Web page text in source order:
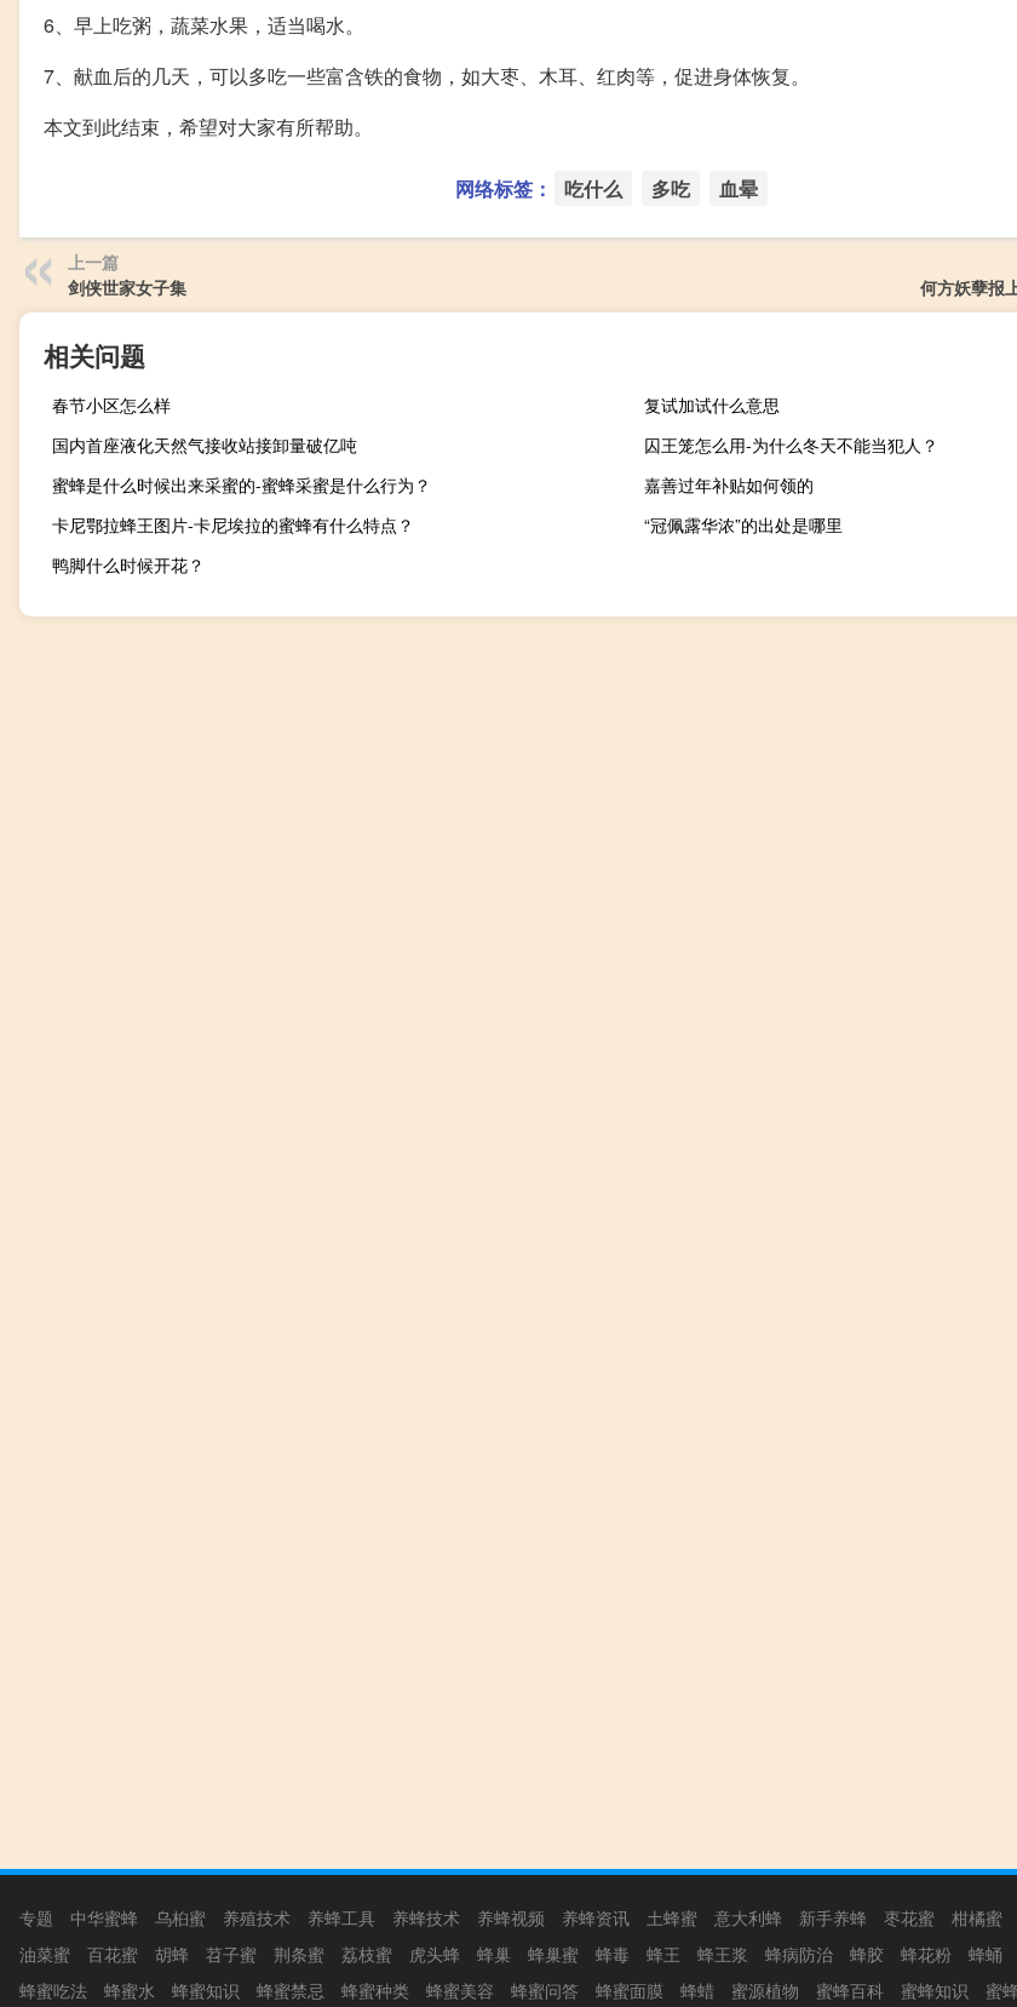
6、早上吃粥，蔬菜水果，适当喝水。
7、献血后的几天，可以多吃一些富含铁的食物，如大枣、木耳、红肉等，促进身体恢复。
本文到此结束，希望对大家有所帮助。
网络标签： 吃什么 多吃 血晕
上一篇
剑侠世家女子集
何方妖孽报
相关问题
春节小区怎么样
复试加试什么意思
国内首座液化天然气接收站接卸量破亿吨
囚王笼怎么用-为什么冬天不能当犯人？
蜜蜂是什么时候出来采蜜的-蜜蜂采蜜是什么行为？
嘉善过年补贴如何领的
卡尼鄂拉蜂王图片-卡尼埃拉的蜜蜂有什么特点？
“冠佩露华浓”的出处是哪里
鸭脚什么时候开花？
专题 中华蜜蜂 乌桕蜜 养殖技术 养蜂工具 养蜂技术 养蜂视频 养蜂资讯 土蜂蜜 意大利蜂 新手养蜂 枣花蜜 柑橘蜜
油菜蜜
百花蜜 胡蜂 苕子蜜 荆条蜜 荔枝蜜 虎头蜂 蜂巢 蜂巢蜜 蜂毒 蜂王 蜂王浆 蜂病防治 蜂胶 蜂花粉 蜂蛹
蜂蜜吃法
蜂蜜水 蜂蜜知识 蜂蜜禁忌 蜂蜜种类 蜂蜜美容 蜂蜜问答 蜂蜜面膜 蜂蜡 蜜源植物 蜜蜂百科 蜜蜂知识 蜜